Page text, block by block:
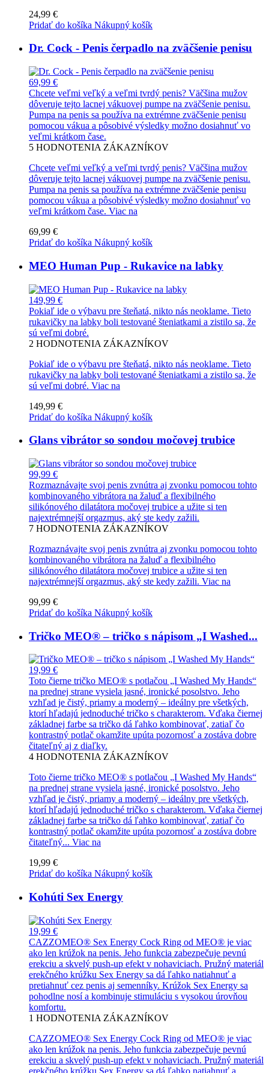
24,99 €
Pridať do košíka Nákupný košík
Dr. Cock - Penis čerpadlo na zväčšenie penisu
69,99 €
Chcete veľmi veľký a veľmi tvrdý penis? Väčšina mužov
dôveruje tejto lacnej vákuovej pumpe na zväčšenie penisu.
Pumpa na penis sa používa na extrémne zväčšenie penisu
pomocou vákua a pôsobivé výsledky možno dosiahnuť vo
veľmi krátkom čase.
5 HODNOTENIA ZÁKAZNÍKOV
Chcete veľmi veľký a veľmi tvrdý penis? Väčšina mužov
dôveruje tejto lacnej vákuovej pumpe na zväčšenie penisu.
Pumpa na penis sa používa na extrémne zväčšenie penisu
pomocou vákua a pôsobivé výsledky možno dosiahnuť vo
veľmi krátkom čase. Viac na
69,99 €
Pridať do košíka Nákupný košík
MEO Human Pup - Rukavice na labky
149,99 €
Pokiaľ ide o výbavu pre šteňatá, nikto nás neoklame. Tieto
rukavičky na labky boli testované šteniatkami a zistilo sa, že
sú veľmi dobré.
2 HODNOTENIA ZÁKAZNÍKOV
Pokiaľ ide o výbavu pre šteňatá, nikto nás neoklame. Tieto
rukavičky na labky boli testované šteniatkami a zistilo sa, že
sú veľmi dobré. Viac na
149,99 €
Pridať do košíka Nákupný košík
Glans vibrátor so sondou močovej trubice
99,99 €
Rozmaznávajte svoj penis zvnútra aj zvonku pomocou tohto
kombinovaného vibrátora na žaluď a flexibilného
silikónového dilatátora močovej trubice a užite si ten
najextrémnejší orgazmus, aký ste kedy zažili.
7 HODNOTENIA ZÁKAZNÍKOV
Rozmaznávajte svoj penis zvnútra aj zvonku pomocou tohto
kombinovaného vibrátora na žaluď a flexibilného
silikónového dilatátora močovej trubice a užite si ten
najextrémnejší orgazmus, aký ste kedy zažili. Viac na
99,99 €
Pridať do košíka Nákupný košík
Tričko MEO® – tričko s nápisom „I Washed...
19,99 €
Toto čierne tričko MEO® s potlačou „I Washed My Hands“
na prednej strane vysiela jasné, ironické posolstvo. Jeho
vzhľad je čistý, priamy a moderný – ideálny pre všetkých,
ktorí hľadajú jednoduché tričko s charakterom. Vďaka čiernej
základnej farbe sa tričko dá ľahko kombinovať, zatiaľ čo
kontrastný potlač okamžite upúta pozornosť a zostáva dobre
čitateľný aj z diaľky.
4 HODNOTENIA ZÁKAZNÍKOV
Toto čierne tričko MEO® s potlačou „I Washed My Hands“
na prednej strane vysiela jasné, ironické posolstvo. Jeho
vzhľad je čistý, priamy a moderný – ideálny pre všetkých,
ktorí hľadajú jednoduché tričko s charakterom. Vďaka čiernej
základnej farbe sa tričko dá ľahko kombinovať, zatiaľ čo
kontrastný potlač okamžite upúta pozornosť a zostáva dobre
čitateľný... Viac na
19,99 €
Pridať do košíka Nákupný košík
Kohúti Sex Energy
19,99 €
CAZZOMEO® Sex Energy Cock Ring od MEO® je viac
ako len krúžok na penis. Jeho funkcia zabezpečuje pevnú
erekciu a skvelý push-up efekt v nohaviciach. Pružný materiál
erekčného krúžku Sex Energy sa dá ľahko natiahnuť a
pretiahnuť cez penis aj semenníky. Krúžok Sex Energy sa
pohodlne nosí a kombinuje stimuláciu s vysokou úrovňou
komfortu.
1 HODNOTENIA ZÁKAZNÍKOV
CAZZOMEO® Sex Energy Cock Ring od MEO® je viac
ako len krúžok na penis. Jeho funkcia zabezpečuje pevnú
erekciu a skvelý push-up efekt v nohaviciach. Pružný materiál
erekčného krúžku Sex Energy sa dá ľahko natiahnuť a